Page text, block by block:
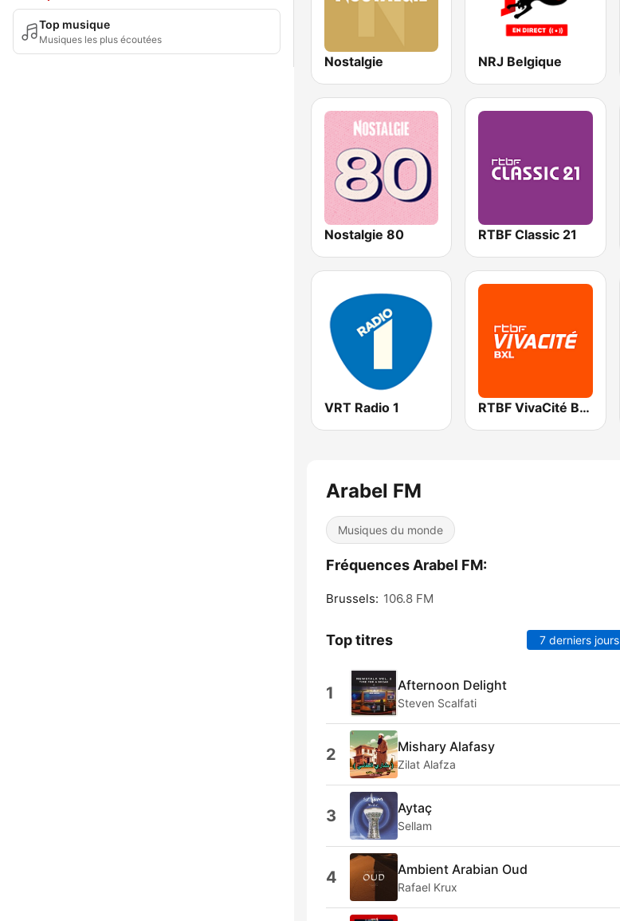
Top musique
Musiques les plus écoutées
Nostalgie NRJ Belgique
Nostalgie 80 RTBF Classic 21
VRT Radio 1 RTBF VivaCité Bruxelles
Arabel FM
Musiques du monde
Fréquences Arabel FM:
Brussels: 106.8 FM
Top titres 7 derniers jours
1 Afternoon Delight
Steven Scalfati
2 Mishary Alafasy
Zilat Alafza
3 Aytaç
Sellam
4 Ambient Arabian Oud
Rafael Krux